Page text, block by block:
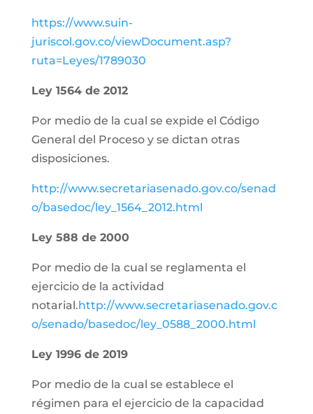
https://www.suin-
juriscol.gov.co/viewDocument.asp?
ruta=Leyes/1789030
Ley 1564 de 2012
Por medio de la cual se expide el Código
General del Proceso y se dictan otras
disposiciones.
http://www.secretariasenado.gov.co/senad
o/basedoc/ley_1564_2012.html
Ley 588 de 2000
Por medio de la cual se reglamenta el
ejercicio de la actividad
notarial.http://www.secretariasenado.gov.c
o/senado/basedoc/ley_0588_2000.html
Ley 1996 de 2019
Por medio de la cual se establece el
régimen para el ejercicio de la capacidad